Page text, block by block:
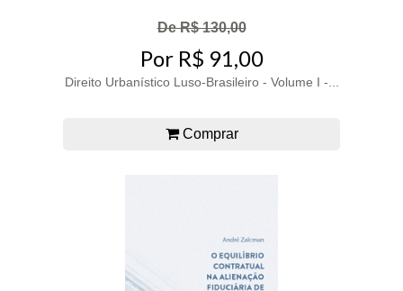
De R$ 130,00
Por R$ 91,00
Direito Urbanístico Luso-Brasileiro - Volume I -...
Comprar